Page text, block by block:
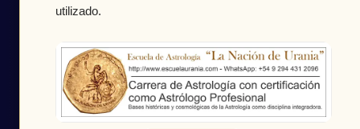
utilizado.